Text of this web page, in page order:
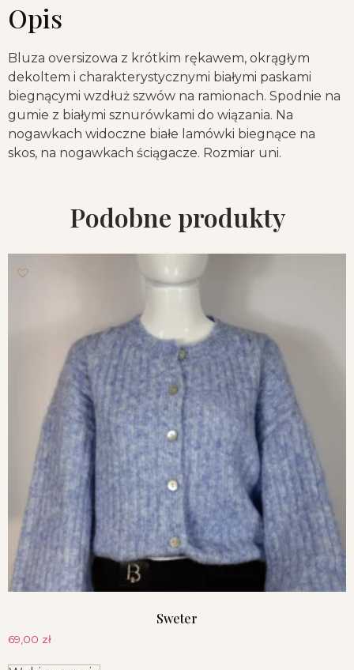
Opis
Bluza oversizowa z krótkim rękawem, okrągłym
dekoltem i charakterystycznymi białymi paskami
biegnącymi wzdłuż szwów na ramionach. Spodnie na
gumie z białymi sznurówkami do wiązania. Na
nogawkach widoczne białe lamówki biegnące na
skos, na nogawkach ściągacze. Rozmiar uni.
Podobne produkty
Sweter
69,00 zł